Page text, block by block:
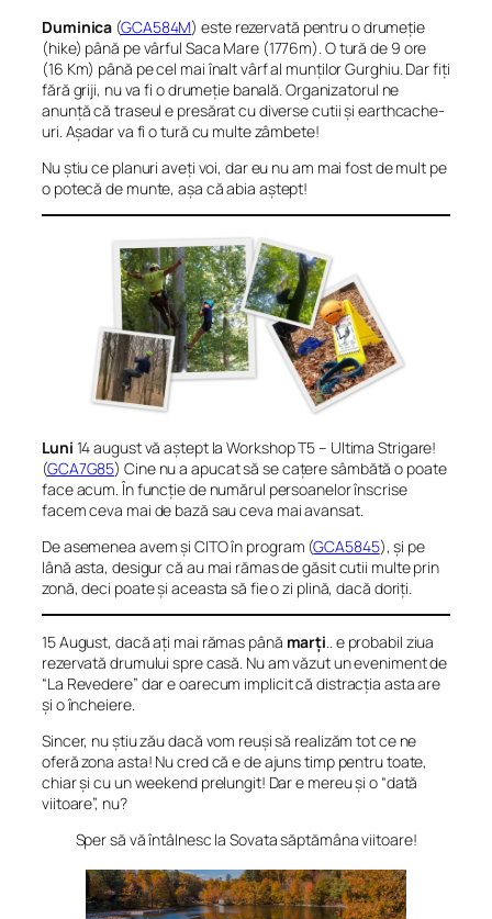
Duminica (GCA584M) este rezervată pentru o drumeție
(hike) până pe vârful Saca Mare (1776m). O tură de 9 ore
(16 Km) până pe cel mai înalt vârf al munților Gurghiu. Dar fiți
fără griji, nu va fi o drumeție banală. Organizatorul ne
anunță că traseul e presărat cu diverse cutii și earthcache-
uri. Așadar va fi o tură cu multe zâmbete!
Nu știu ce planuri aveți voi, dar eu nu am mai fost de mult pe
o potecă de munte, așa că abia aștept!
Luni 14 august vă aștept la Workshop T5 – Ultima Strigare!
(GCA7G85) Cine nu a apucat să se cațere sâmbătă o poate
face acum. În funcție de numărul persoanelor înscrise
facem ceva mai de bază sau ceva mai avansat.
De asemenea avem și CITO în program (GCA5845), și pe
lână asta, desigur că au mai rămas de găsit cutii multe prin
zonă, deci poate și aceasta să fie o zi plină, dacă doriți.
15 August, dacă ați mai rămas până marți .. e probabil ziua
rezervată drumului spre casă. Nu am văzut un eveniment de
“La Revedere” dar e oarecum implicit că distracția asta are
și o încheiere.
Sincer, nu știu zău dacă vom reuși să realizăm tot ce ne
oferă zona asta! Nu cred că e de ajuns timp pentru toate,
chiar și cu un weekend prelungit! Dar e mereu și o “dată
viitoare”, nu?
Sper să vă întâlnesc la Sovata săptămâna viitoare!